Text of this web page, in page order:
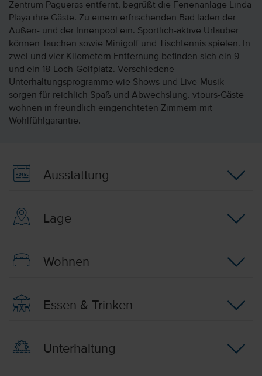
Zentrum Pagueras entfernt, begrüßt die Ferienanlage Linda
Playa ihre Gäste. Zu einem erfrischenden Bad laden der
Außen- und der Innenpool ein. Sportlich-aktive Urlauber
können Tauchen sowie Minigolf und Tischtennis spielen. In
zwei und vier Kilometern Entfernung befinden sich ein 9-
und ein 18-Loch-Golfplatz. Verschiedene
Unterhaltungsprogramme wie Shows und Live-Musik
sorgen für reichlich Spaß und Abwechslung. vtours-Gäste
wohnen in freundlich eingerichteten Zimmern mit
Wohlfühlgarantie.
Ausstattung
Lage
Wohnen
Essen & Trinken
Unterhaltung